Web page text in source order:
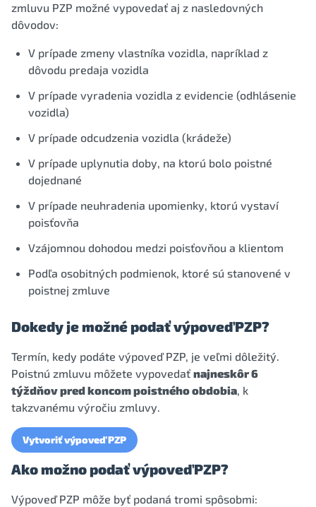
zmluvu PZP možné vypovedať aj z nasledovných
dôvodov:
V prípade zmeny vlastníka vozidla, napríklad z
dôvodu predaja vozidla
V prípade vyradenia vozidla z evidencie (odhlásenie
vozidla)
V prípade odcudzenia vozidla (krádeže)
V prípade uplynutia doby, na ktorú bolo poistné
dojednané
V prípade neuhradenia upomienky, ktorú vystaví
poisťovňa
Vzájomnou dohodou medzi poisťovňou a klientom
Podľa osobitných podmienok, ktoré sú stanovené v
poistnej zmluve
Dokedy je možné podať výpoveď PZP?
Termín, kedy podáte výpoveď PZP, je veľmi dôležitý.
Poistnú zmluvu môžete vypovedať najneskôr 6
týždňov pred koncom poistného obdobia, k
takzvanému výročiu zmluvy.
Vytvoriť výpoveď PZP
Ako možno podať výpoveď PZP?
Výpoveď PZP môže byť podaná tromi spôsobmi: